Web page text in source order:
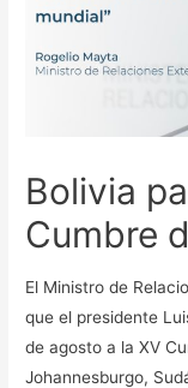
Bolivia
Cumbre
El Ministro de
que el presidente
de agosto a la XV
Johannesburgo,